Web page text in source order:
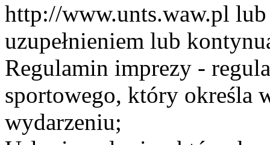
http://www.unts.waw.pl lub
uzupełnieniem lub
Regulamin imprezy -
sportowego, który określa
wydarzeniu;